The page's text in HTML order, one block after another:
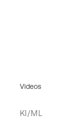
Videos
KI/ML